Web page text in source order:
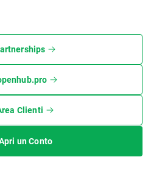
Clienti
un Conto